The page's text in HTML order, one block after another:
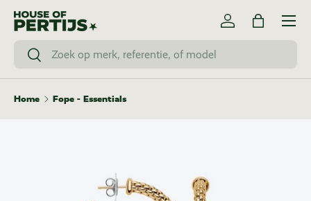
Skip to content
SearchSearch
Log inBag
Menu
Home Fope - Essentials